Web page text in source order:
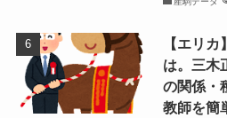
【エリ
は。三木
の関係・
教師を簡